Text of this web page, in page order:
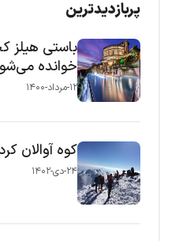
پربازدیدترین
باستی هیلز
خوانده
۱۲-مرداد-۱۴۰۰
کوه آوالان
۲۴-دی-۱۴۰۲